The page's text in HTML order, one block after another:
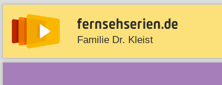
Familie Dr. Kleist
News Entdecken Streaming